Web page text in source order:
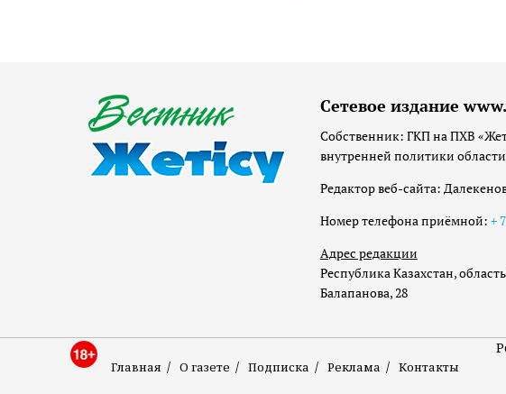
Сетевое издание
Собственник: ГКП на ПХВ
внутренней политики области
Редактор веб-сайта:
Номер телефона приёмной: +
Адрес редакции
Республика Казахстан,
Балапанова, 28
Главная О газете Подписка Реклама Контакты